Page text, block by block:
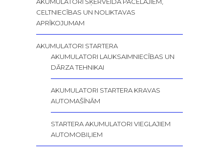
AKUMULATORI ŠĶĒRVEIDA PACĒLĀJIEM,
CELTNIECĪBAS UN NOLIKTAVAS
APRĪKOJUMAM
AKUMULATORI STARTERA
AKUMULATORI LAUKSAIMNIECĪBAS UN
DĀRZA TEHNIKAI
AKUMULATORI STARTERA KRAVAS
AUTOMAŠĪNĀM
STARTERA AKUMULATORI VIEGLAJIEM
AUTOMOBIĻIEM